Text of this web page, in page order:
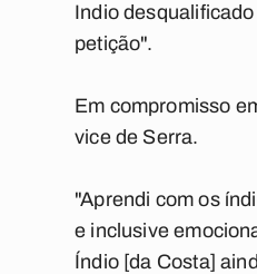
Indio
petição".
Em compromisso
vice de Serra.
"Aprendi com os
e inclusive
Índio [da Costa]